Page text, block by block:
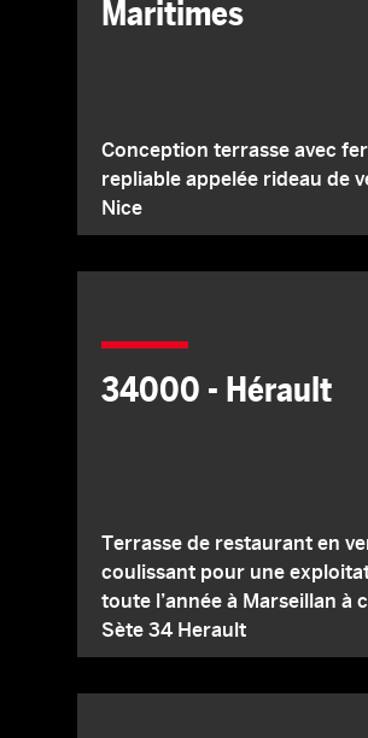
Maritimes
Conception terrasse avec
repliable appelée rideau de
Nice
34000 - Hérault
Terrasse de restaurant en
coulissant pour une
toute l’année à Marseillan à
Sète 34 Herault